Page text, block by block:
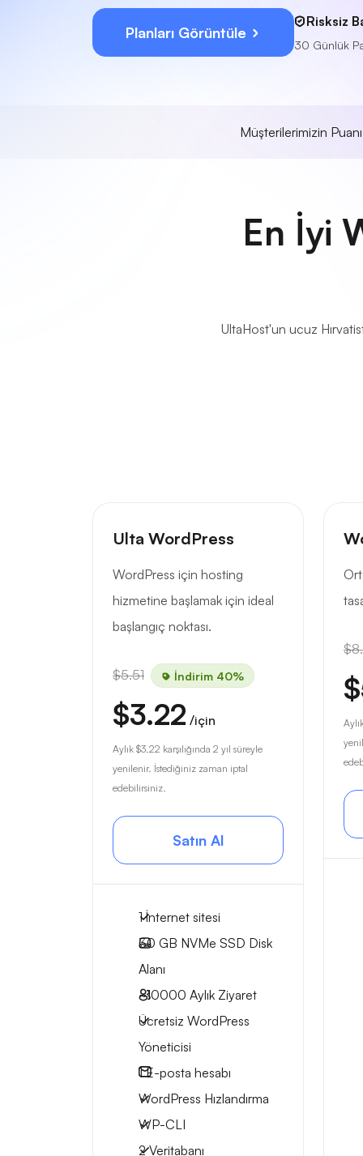
Planları Görüntüle
Risksiz
30 Günlük
Müşterilerimizin
En İyi
UltaHost'un ucuz
Ulta WordPress
WordPress için hosting
hizmetine başlamak için ideal
başlangıç noktası.
$5.51 İndirim 40%
$3.22 /için
Aylık $3.22 karşılığında 2 yıl süreyle
yenilenir. İstediğiniz zaman iptal
edebilirsiniz.
Satın Al
1 İnternet sitesi
30 GB NVMe SSD Disk
Alanı
~10000 Aylık Ziyaret
Ücretsiz WordPress
Yöneticisi
1E-posta hesabı
WordPress Hızlandırma
WP-CLI
2 Veritabanı